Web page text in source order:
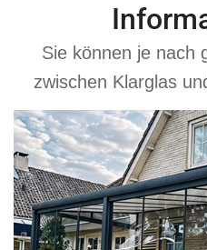
Sie können je nach
zwischen Klarglas